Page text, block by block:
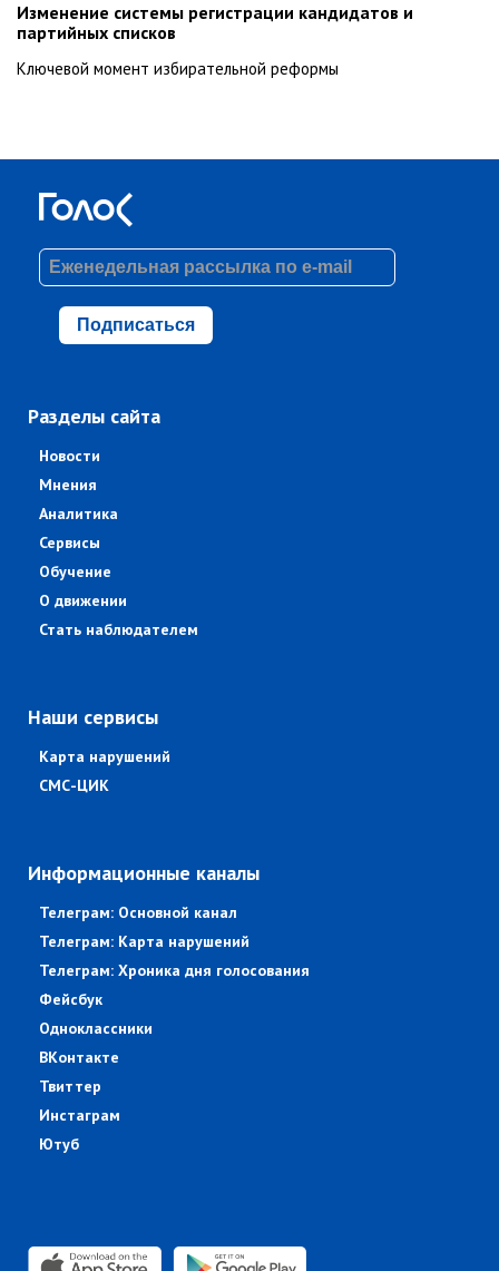
Изменение системы регистрации кандидатов и
партийных списков
Ключевой момент избирательной реформы
Подписаться
Разделы сайта
Новости
Мнения
Аналитика
Сервисы
Обучение
О движении
Стать наблюдателем
Наши сервисы
Карта нарушений
СМС-ЦИК
Информационные каналы
Телеграм: Основной канал
Телеграм: Карта нарушений
Телеграм: Хроника дня голосования
Фейсбук
Одноклассники
ВКонтакте
Твиттер
Инстаграм
Ютуб